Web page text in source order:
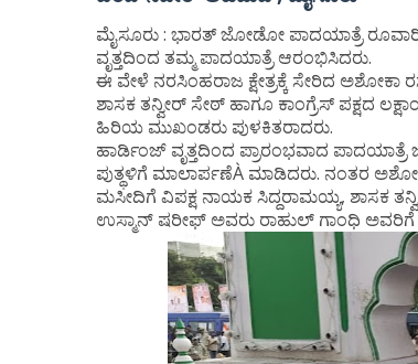
ಮೈಸೂರು : ಭಾರತ್ ಜೋಡೋ ಪಾದಯಾತ್ರೆ
ವೃತ್ತದಿಂದ ತಮ್ಮ ಪಾದಯಾತ್ರೆ ಆರಂಭಿಸಿದರು.
ಈ ವೇಳೆ ನರಸಿಂಹರಾಜ ಕ್ಷೇತ್ರಕ್ಕೆ ಸೇರಿದ
ಶಾಸಕ ತನ್ವೀರ್ ಸೇಠ್ ಹಾಗೂ ಕಾಂಗ್ರೆಸ್ ಪಕ್ಷದ
ಹಿರಿಯ ಮುಖಂಡರು ಪುಳಕಿತರಾದರು.
ಹಾರ್ಡಿಂಜ್ ವೃತ್ತದಿಂದ ಪ್ರಾರಂಭವಾದ
ಪುತ್ಥಳಿಗೆ ಮಾಲಾರ್ಪಣೆÀ ಮಾಡಿದರು. ನಂತರ
ಮಸೀದಿಗೆ ವಿಪಕ್ಷ ನಾಯಕ ಸಿದ್ದರಾಮಯ್ಯ, ಶಾಸಕ
ಉಸ್ಮಾನ್ ಷರೀಫ್ ಅವರು ರಾಹುಲ್ ಗಾಂಧಿ